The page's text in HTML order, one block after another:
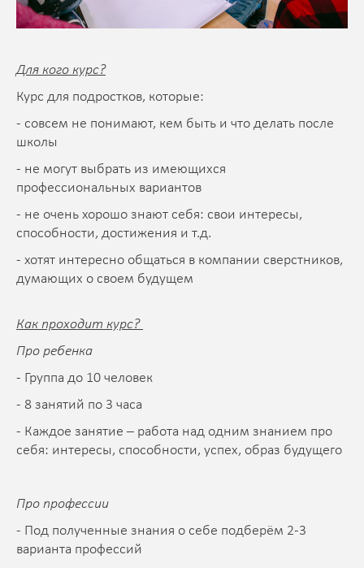
Для кого курс?
Курс для подростков, которые:
- совсем не понимают, кем быть и что делать после
школы
- не могут выбрать из имеющихся
профессиональных вариантов
- не очень хорошо знают себя: свои интересы,
способности, достижения и т.д.
- хотят интересно общаться в компании сверстников,
думающих о своем будущем
Как проходит курс?
Про ребенка
- Группа до 10 человек
- 8 занятий по 3 часа
- Каждое занятие – работа над одним знанием про
себя: интересы, способности, успех, образ будущего
Про профессии
- Под полученные знания о себе подберём 2-3
варианта профессий